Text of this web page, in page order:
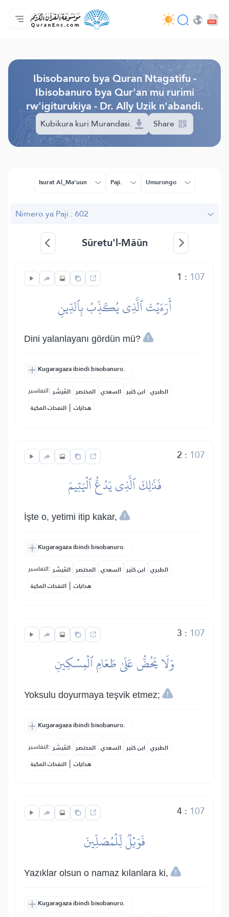
Ahabanza.
Ishakiro ry'ibisobanuro
Audio
Serivisi z'abakora amavugurura. - API
Ibijyanye n'umushinga.
Twandikire.
Ururimi.
Ibisobanuro bya Quran Ntagatifu -
Ibisobanuro bya Qur'an mu rurimi
rw'igiturukiya - Dr. Ally Uzik n'abandi.
Kubikura kuri Murandasi. Share
Isurat Al_Ma’uun Paji. Umurongo
Nimero ya Paji.: 602
Sûretu'l-Mâûn
1 : 107
أَرَءَيۡتَ ٱلَّذِي يُكَذِّبُ بِٱلدِّينِ
Dini yalanlayanı gördün mü?
Kugaragaza ibindi bisobanuro.
التفاسير: المُيسَّر المختصر السعدي ابن كثير الطبري
النفحات المكية | هدايات
2 : 107
فَذَٰلِكَ ٱلَّذِي يَدُعُّ ٱلۡيَتِيمَ
İşte o, yetimi itip kakar,
Kugaragaza ibindi bisobanuro.
التفاسير: المُيسَّر المختصر السعدي ابن كثير الطبري
النفحات المكية | هدايات
3 : 107
وَلَا يَحُضُّ عَلَىٰ طَعَامِ ٱلۡمِسۡكِينِ
Yoksulu doyurmaya teşvik etmez;
Kugaragaza ibindi bisobanuro.
التفاسير: المُيسَّر المختصر السعدي ابن كثير الطبري
النفحات المكية | هدايات
4: 107
فَوَيۡلٞ لِّلۡمُصَلِّينَ
Yazıklar olsun o namaz kılanlara ki,
Kugaragaza ibindi bisobanuro.